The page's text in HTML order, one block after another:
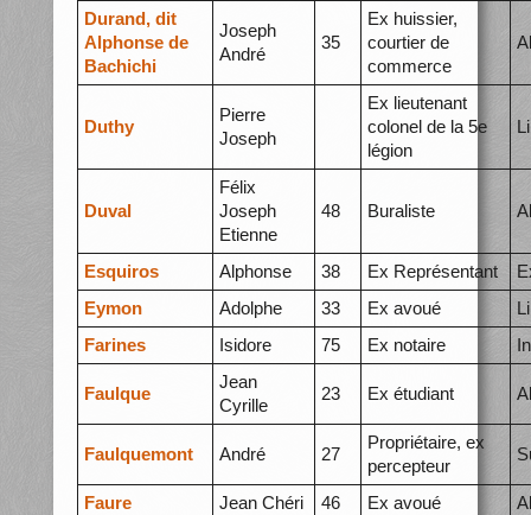
Durand, dit
Alphonse de
Bachichi
Joseph
André
35
Ex huissier,
courtier de
commerce
Duthy
Pierre
Joseph
Ex lieutenant
colonel de la 5e
légion
Duval
Félix
Joseph
Etienne
48 Buraliste
Esquiros Alphonse 38 Ex Représentant
Eymon
Adolphe 33 Ex avoué
Farines
Isidore 75 Ex notaire
Faulque
Jean
Cyrille
23 Ex étudiant
Faulquemont André 27
Propriétaire, ex
percepteur
Faure Jean Chéri 46 Ex avoué